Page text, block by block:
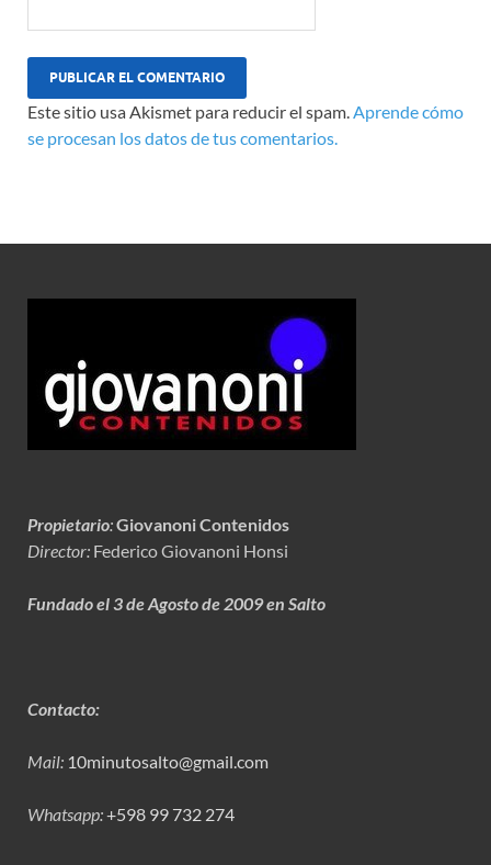
Este sitio usa Akismet para reducir el spam. Aprende cómo
se procesan los datos de tus comentarios.
Propietario:Giovanoni Contenidos
Director: Federico Giovanoni Honsi
Fundado el 3 de Agosto de 2009 en Salto
Contacto:
Mail: 10minutosalto@gmail.com
Whatsapp:+598 99 732 274